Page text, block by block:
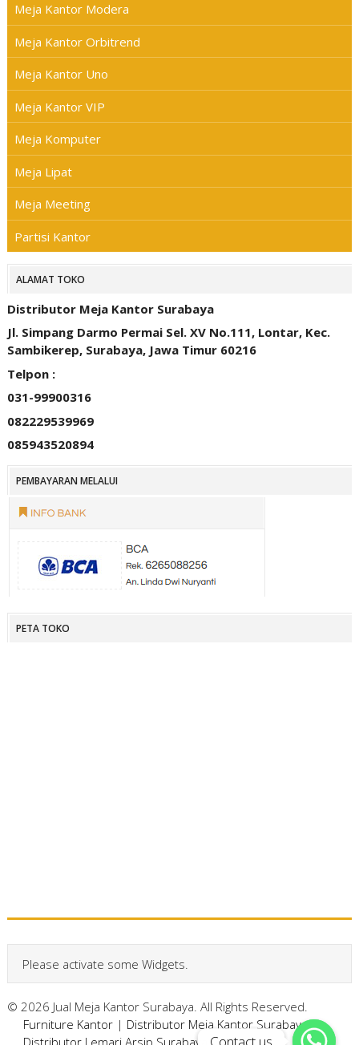
Meja Kantor Modera
Meja Kantor Orbitrend
Meja Kantor Uno
Meja Kantor VIP
Meja Komputer
Meja Lipat
Meja Meeting
Partisi Kantor
ALAMAT TOKO
Distributor Meja Kantor Surabaya
Jl. Simpang Darmo Permai Sel. XV No.111, Lontar, Kec.
Sambikerep, Surabaya, Jawa Timur 60216
Telpon :
031-99900316
082229539969
085943520894
PEMBAYARAN MELALUI
PETA TOKO
Please activate some Widgets.
© 2026 Jual Meja Kantor Surabaya. All Rights Reserved.
Furniture Kantor| Distributor Meja Kantor Surabaya|
Distributor Lemari Arsip Surabaya
Contact us
Contact us